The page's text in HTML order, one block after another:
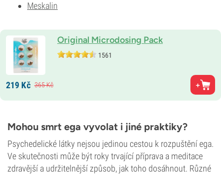
Meskalin
Original Microdosing Pack
1561
219 Kč 365Kč
Mohou smrt ega vyvolat i jiné praktiky?
Psychedelické látky nejsou jedinou cestou k rozpuštění ega.
Ve skutečnosti může být roky trvající příprava a meditace
zdravější a udržitelnější způsob, jak toho dosáhnout. Různé